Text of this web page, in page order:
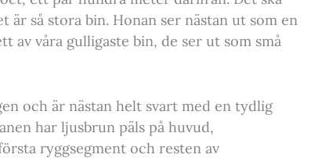
är så stora bin. Honan ser nästan ut som en
av våra gulligaste bin, de ser ut som små
och är nästan helt svart med en tydlig
har ljusbrun päls på huvud,
ryggsegment och resten av